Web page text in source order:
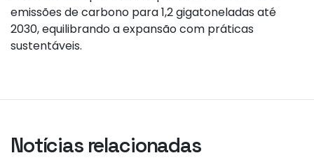
emissões de carbono para 1,2 gigatoneladas até
2030, equilibrando a expansão com práticas
sustentáveis.
Notícias relacionadas